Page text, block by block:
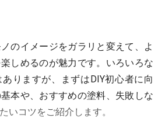
のイメージをガラリと変えて、よ
しめるのが魅力です。いろいろな
りますが、まずはDIY初心者に向
本や、おすすめの塗料、失敗しな
いコツをご紹介します。